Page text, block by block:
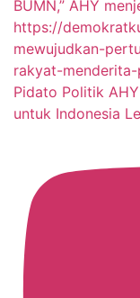
Pidato Politik
untuk Indonesia